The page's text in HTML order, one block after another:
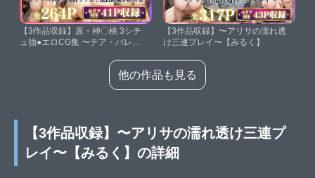
【3作品収録】原・神〇桃 3シチ
ュ強●エロCG集 〜チア・バレ
【3作品収録】〜アリサの濡れ透
け三連プレイ〜【みるく】
他の作品も見る
【3作品収録】〜アリサの濡れ透け三連プ
レイ〜【みるく】の詳細